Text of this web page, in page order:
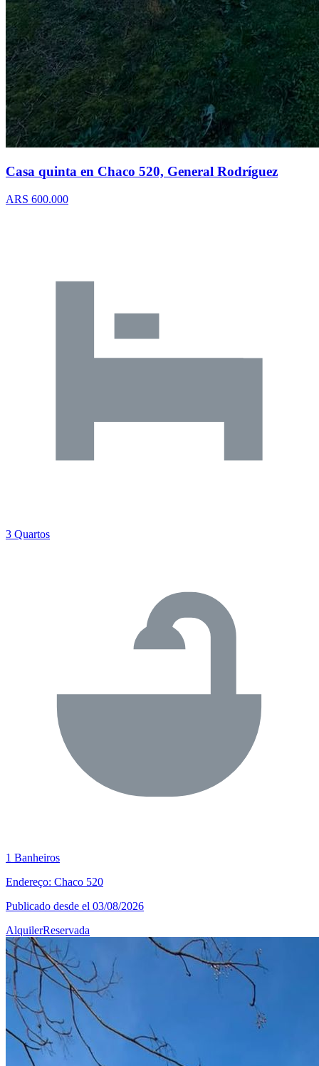
Casa quinta en Chaco 520, General Rodríguez
ARS 600.000
3 Quartos
1 Banheiros
Endereço: Chaco 520
Publicado desde el 03/08/2026
AlquilerReservada